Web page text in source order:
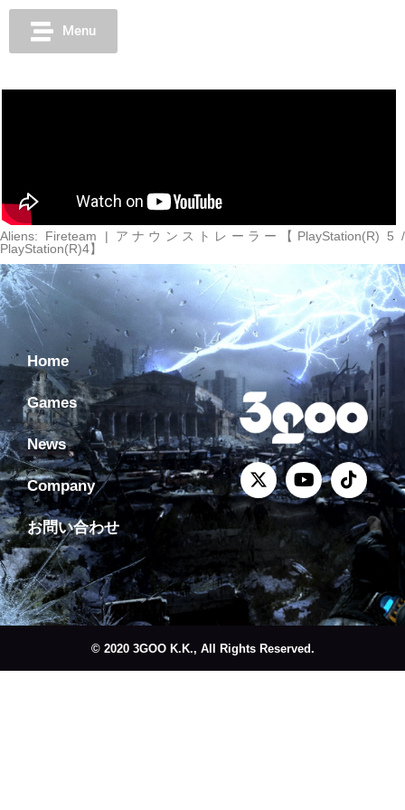
Menu
Aliens: Fireteam | アナウンストレーラー【PlayStation(R) 5 /
PlayStation(R)4】
Home
Games
News
Company
お問い合わせ
© 2020 3GOO K.K., All Rights Reserved.